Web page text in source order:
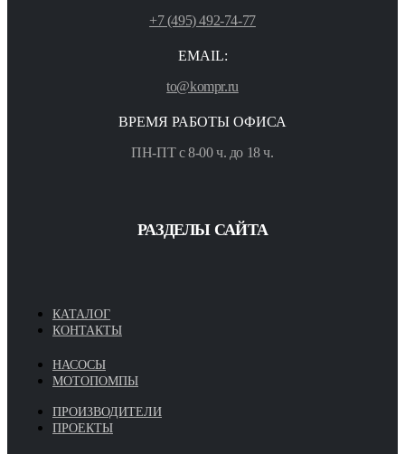
+7 (495) 492-74-77
EMAIL:
to@kompr.ru
ВРЕМЯ РАБОТЫ ОФИСА
ПН-ПТ с 8-00 ч. до 18 ч.
РАЗДЕЛЫ САЙТА
КАТАЛОГ
КОНТАКТЫ
НАСОСЫ
МОТОПОМПЫ
ПРОИЗВОДИТЕЛИ
ПРОЕКТЫ